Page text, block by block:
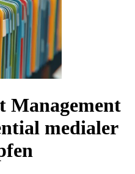
Management
medialer